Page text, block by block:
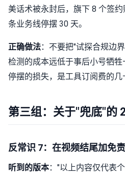
美话术被永封后，旗下 8 个签
条业务线停摆 30 天。
正确做法：不要把"试探合规边
检测的成本远低于事后小号牺
停摆的损失，是工具订阅费的几
第三组：关于"兜底"的
反常识 7：在视频结尾加免
听到的版本："以上内容仅代表